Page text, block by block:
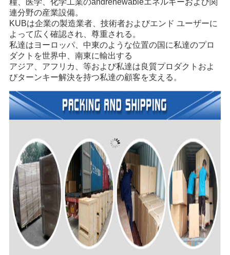
糧、医学、化学工業のandrenewableエネルギーおよび関
連分野の産業設備。
KUBは企業の製造業者、技術者およびエンド ユーザーに
よって広く確認され、尊重される。
私達はヨーロッパ、中東のような位置の国に私達のプロ
ダクトを世界中、南東に輸出する
アジア、アフリカ、等および私達は良質プロダクトおよ
びターンキー解決を持つ私達の顧客を支える。